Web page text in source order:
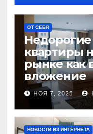
ОТ СЕБЯ
квартиры
рынке как
вложение
НОЯ 7, 2025
НОВОСТИ ИЗ ИНТЕРНЕТА